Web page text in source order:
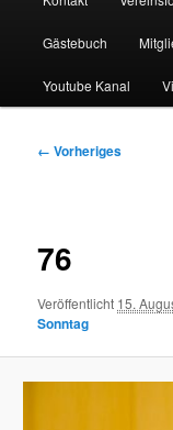
Gästebuch
Youtube Kanal
Bilder-
← Vorheriges
76
Veröffentlicht 15.
Sonntag